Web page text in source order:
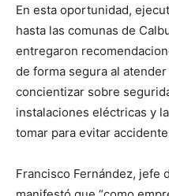
En esta oportunidad,
hasta las comunas de
entregaron
de forma segura al
concientizar sobre
instalaciones eléctricas y
tomar para evitar
Francisco Fernández, jefe